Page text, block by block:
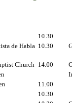
10.30
de Habla 10.30
Church 14.00
11.00
10.30